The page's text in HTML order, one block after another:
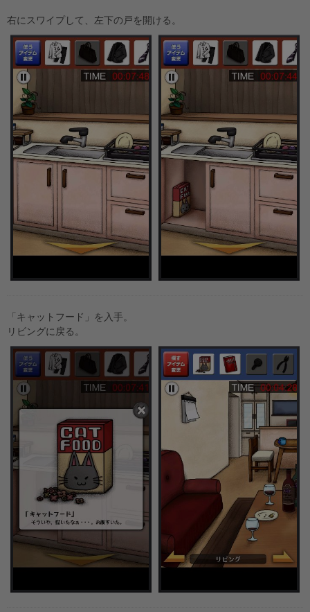
右にスワイプして、左下の戸を開ける。
「キャットフード」を入手。
リビングに戻る。